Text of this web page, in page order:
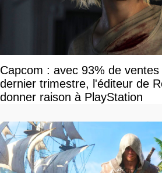
Capcom : avec 93% de
dernier trimestre, l'éditeur de
donner raison à PlayStation